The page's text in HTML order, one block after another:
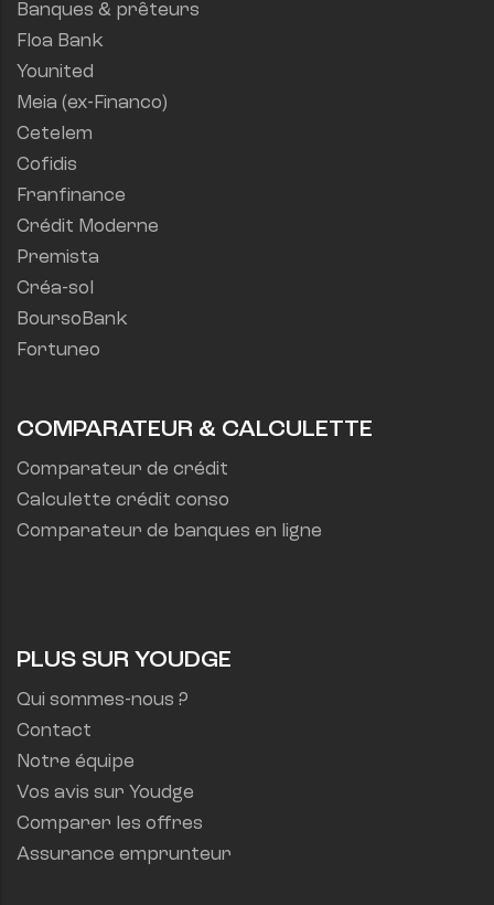
Banques & prêteurs
Floa Bank
Younited
Meia (ex-Financo)
Cetelem
Cofidis
Franfinance
Crédit Moderne
Premista
Créa-sol
BoursoBank
Fortuneo
COMPARATEUR & CALCULETTE
Comparateur de crédit
Calculette crédit conso
Comparateur de banques en ligne
PLUS SUR YOUDGE
Qui sommes-nous ?
Contact
Notre équipe
Vos avis sur Youdge
Comparer les offres
Assurance emprunteur